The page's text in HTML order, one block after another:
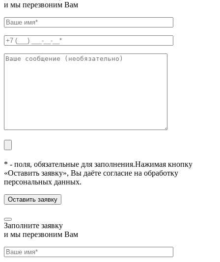
и мы перезвоним Вам
* - поля, обязательные для заполнения.Нажимая кнопку
«Оставить заявку», Вы даёте согласие на обработку
персональных данных.
Заполните заявку
и мы перезвоним Вам